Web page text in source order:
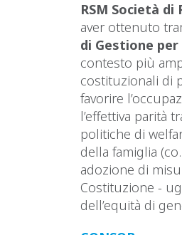
RSM Società di
aver ottenuto
di Gestione
contesto più
costituzionali di
favorire
l’effettiva parità
politiche di
della famiglia
adozione di
Costituzione -
dell’equità di